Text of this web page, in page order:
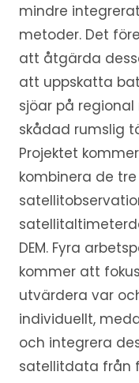
mindre
metoder. Det
att åtgärda
att uppskatta
sjöar på
skådad rumslig
Projektet
kombinera de
DEM. Fyra
kommer att
utvärdera var
individuellt,
och integrera
satellitdata från